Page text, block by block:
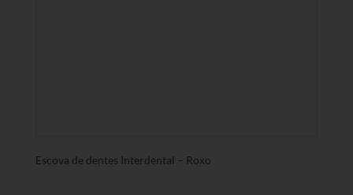
Escova de dentes Interdental – Roxo